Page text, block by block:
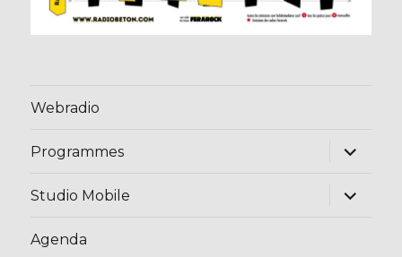
Webradio
Programmes
ouvrir
menu
Studio Mobile
ouvrir
Agenda